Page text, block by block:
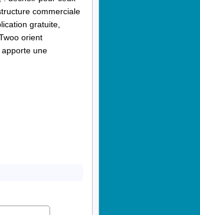
commerciale
gratuite,
orient
une